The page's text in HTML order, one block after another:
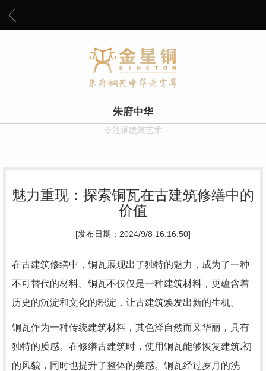
朱府中华
专注铜建筑艺术
魅力重现：探索铜瓦在古建筑修缮中的
价值
[发布日期：2024/9/8 16:16:50]
在古建筑修缮中，铜瓦展现出了独特的魅力，成为了一种
不可替代的材料。铜瓦不仅仅是一种建筑材料，更蕴含着
历史的沉淀和文化的积淀，让古建筑焕发出新的生机。
铜瓦作为一种传统建筑材料，其色泽自然而又华丽，具有
独特的质感。在修缮古建筑时，使用铜瓦能够恢复建筑.初
的风貌，同时也提升了整体的美感。铜瓦经过岁月的洗